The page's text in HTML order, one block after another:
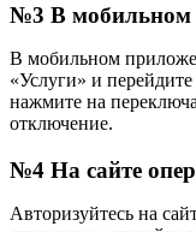
№3 В мобильном
В мобильном
«Услуги» и
нажмите на
отключение.
№4 На сайте
Авторизуйтесь на